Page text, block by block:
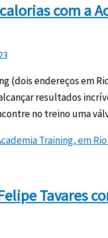
com a
(dois endereços em
resultados
no treino uma
Training, em
Tavares